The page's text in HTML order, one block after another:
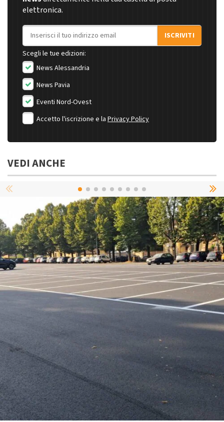
elettronica.
Indirizzo email
ISCRIVITI
Scegli le tue edizioni:
News Alessandria
News Pavia
Eventi Nord-Ovest
Accetto l'iscrizione e la Privacy Policy
VEDI ANCHE